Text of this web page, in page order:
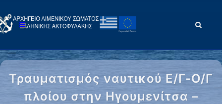
Τραυματισμός ναυτικού Ε/Γ-Ο/Γ
πλοίου στην Ηγουμενίτσα –